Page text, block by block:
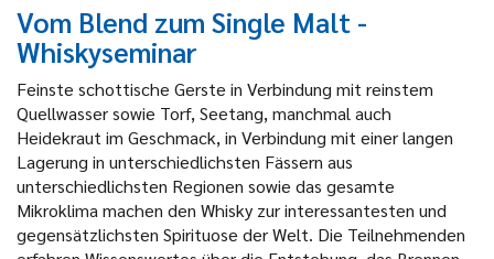
Vom Blend zum Single Malt -
Whiskyseminar
Feinste schottische Gerste in Verbindung mit reinstem
Quellwasser sowie Torf, Seetang, manchmal auch
Heidekraut im Geschmack, in Verbindung mit einer langen
Lagerung in unterschiedlichsten Fässern aus
unterschiedlichsten Regionen sowie das gesamte
Mikroklima machen den Whisky zur interessantesten und
gegensätzlichsten Spirituose der Welt. Die Teilnehmenden